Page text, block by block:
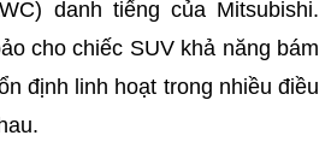
danh tiếng của Mitsubishi.
cho chiếc SUV khả năng bám
định linh hoạt trong nhiều điều